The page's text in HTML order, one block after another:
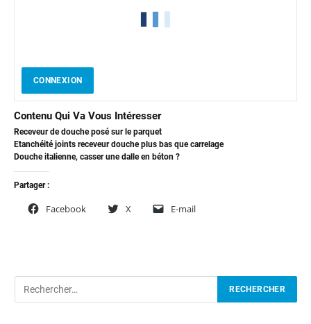
CONNEXION
Contenu Qui Va Vous Intéresser
Receveur de douche posé sur le parquet
Etanchéité joints receveur douche plus bas que carrelage
Douche italienne, casser une dalle en béton ?
Partager :
Facebook X E-mail